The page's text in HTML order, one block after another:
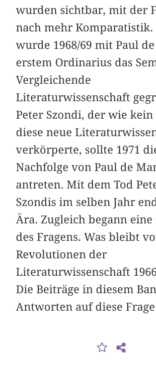
wurden sichtbar, mit der
nach mehr
wurde 1968/69 mit Paul
erstem Ordinarius das
Vergleichende
Literaturwissenschaft
Peter Szondi, der wie
diese neue
verkörperte, sollte 1971
Nachfolge von Paul de
antreten. Mit dem Tod
Szondis im selben Jahr
Ära. Zugleich begann eine
des Fragens. Was bleibt
Revolutionen der
Literaturwissenschaft
Die Beiträge in diesem
Antworten auf diese